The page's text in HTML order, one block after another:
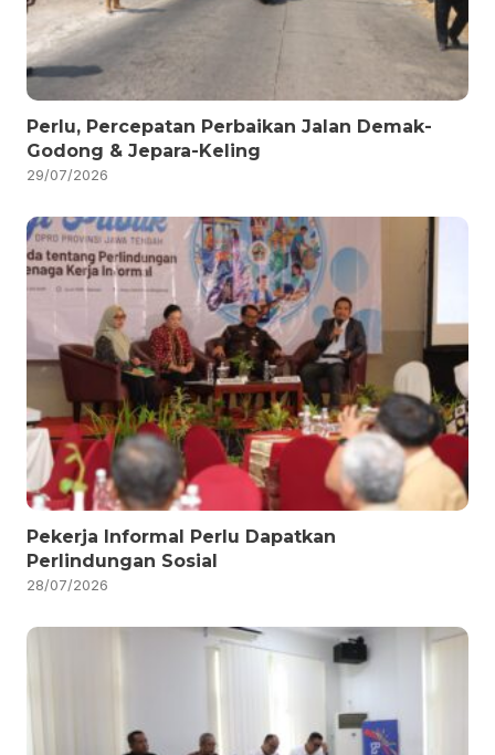
Perlu, Percepatan Perbaikan Jalan Demak-
Godong & Jepara-Keling
29/07/2026
Pekerja Informal Perlu Dapatkan
Perlindungan Sosial
28/07/2026